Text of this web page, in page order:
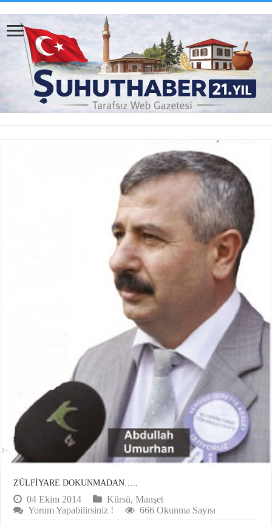
ZÜLFİYARE DOKUNMADAN…..
04 Ekim 2014 Kürsü,Manşet
Yorum Yapabilirsiniz !
666 Okunma Sayısı